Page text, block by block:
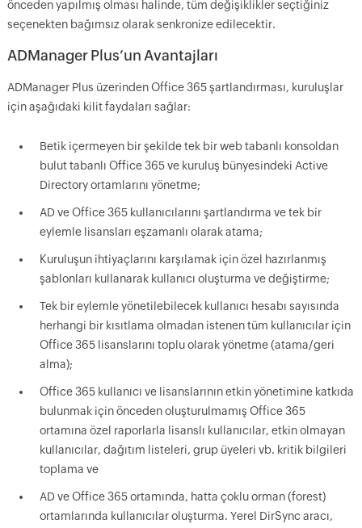
önceden yapılmış olması halinde, tüm değişiklikler seçtiğiniz
seçenekten bağımsız olarak senkronize edilecektir.
ADManager Plus’un Avantajları
ADManager Plus üzerinden Office 365 şartlandırması, kuruluşlar
için aşağıdaki kilit faydaları sağlar:
Betik içermeyen bir şekilde tek bir web tabanlı konsoldan
bulut tabanlı Office 365 ve kuruluş bünyesindeki Active
Directory ortamlarını yönetme;
AD ve Office 365 kullanıcılarını şartlandırma ve tek bir
eylemle lisansları eşzamanlı olarak atama;
Kuruluşun ihtiyaçlarını karşılamak için özel hazırlanmış
şablonları kullanarak kullanıcı oluşturma ve değiştirme;
Tek bir eylemle yönetilebilecek kullanıcı hesabı sayısında
herhangi bir kısıtlama olmadan istenen tüm kullanıcılar için
Office 365 lisanslarını toplu olarak yönetme (atama/geri
alma);
Office 365 kullanıcı ve lisanslarının etkin yönetimine katkıda
bulunmak için önceden oluşturulmamış Office 365
ortamına özel raporlarla lisanslı kullanıcılar, etkin olmayan
kullanıcılar, dağıtım listeleri, grup üyeleri vb. kritik bilgileri
toplama ve
AD ve Office 365 ortamında, hatta çoklu orman (forest)
ortamlarında kullanıcılar oluşturma. Yerel DirSync aracı,